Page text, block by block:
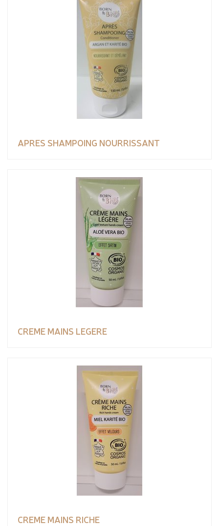
APRES SHAMPOING NOURRISSANT
CREME MAINS LEGERE
CREME MAINS RICHE